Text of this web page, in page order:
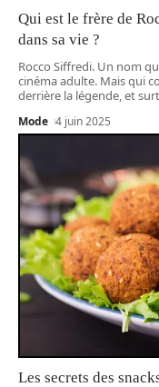
Qui est le frère de
dans sa vie ?
Rocco Siffredi. Un nom
cinéma adulte. Mais qui
derrière la légende, et
Mode 4 juin 2025
Les secrets des